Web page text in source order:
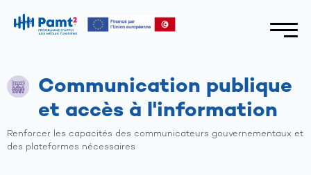
Communication publique
et accès à l'information
Renforcer les capacités des communicateurs gouvernementaux et
des plateformes nécessaires